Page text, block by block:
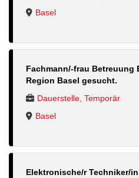
Basel
Fachmann/-frau Betreuung
Region Basel gesucht.
Dauerstelle, Temporär
Basel
Elektronische/r Techniker/